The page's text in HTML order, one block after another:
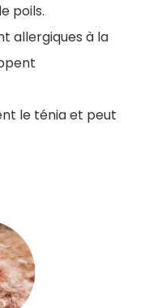
poils.
allergiques à la
le ténia et peut